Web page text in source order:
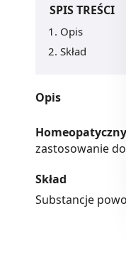
SPIS TREŚCI
Opis
Skład
Opis
zastosowanie
Skład
Substancje